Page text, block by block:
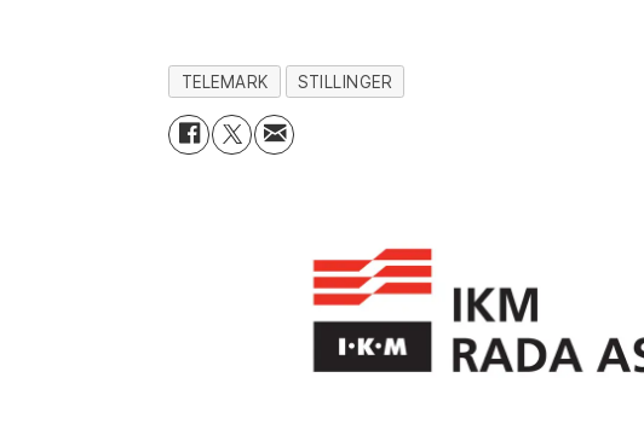
TELEMARK STILLINGER